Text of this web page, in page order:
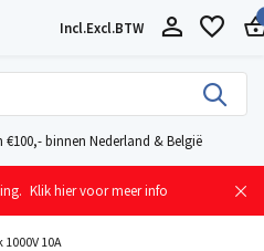
Incl.Excl.BTW
binnen Nederland & België
Klik hier voor meer info
10A